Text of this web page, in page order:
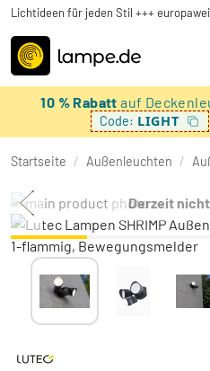
Lichtideen für jeden Stil +++
10 % Rabattauf
Code: LIGHT
Startseite / Außenleuchten /
Derzeit